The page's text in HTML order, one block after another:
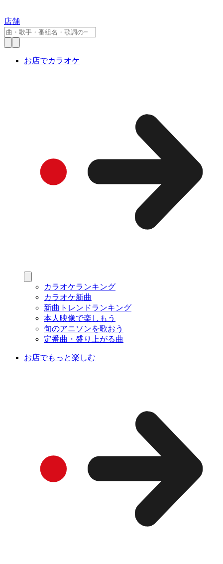
店舗
お店でカラオケ
カラオケランキング
カラオケ新曲
新曲トレンドランキング
本人映像で楽しもう
旬のアニソンを歌おう
定番曲・盛り上がる曲
お店でもっと楽しむ